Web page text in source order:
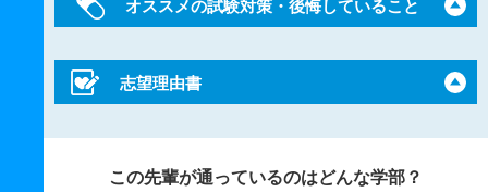
オススメの試験対策・後悔していること
志望理由書
この先輩が通っているのはどんな学部？